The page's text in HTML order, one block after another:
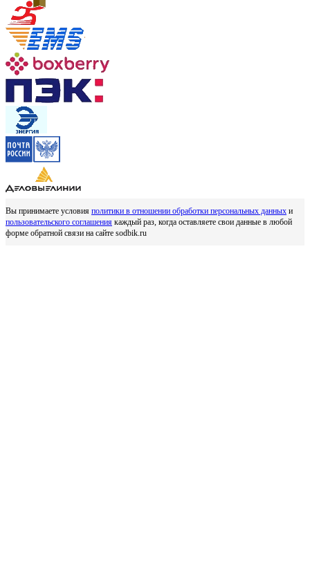
Вы принимаете условия политики в отношении обработки персональных данных и
пользовательского соглашения каждый раз, когда оставляете свои данные в любой
форме обратной связи на сайте sodbik.ru